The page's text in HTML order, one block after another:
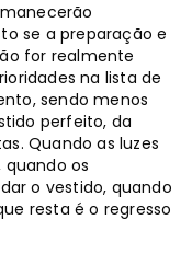
se a preparação e
for realmente
na lista de
sendo menos
perfeito, da
Quando as luzes
os
o vestido, quando
resta é o regresso